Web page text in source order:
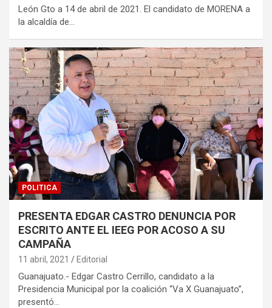
León Gto a 14 de abril de 2021. El candidato de MORENA a
la alcaldía de…
POLITICA
PRESENTA EDGAR CASTRO DENUNCIA POR
ESCRITO ANTE EL IEEG POR ACOSO A SU
CAMPAÑA
11 abril, 2021 Editorial
Guanajuato.- Edgar Castro Cerrillo, candidato a la
Presidencia Municipal por la coalición “Va X Guanajuato”,
presentó…